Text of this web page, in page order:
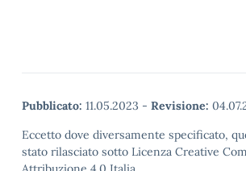
Pubblicato: 11.05.2023 - Revisione:
Eccetto dove diversamente specificato,
stato rilasciato sotto Licenza Creative